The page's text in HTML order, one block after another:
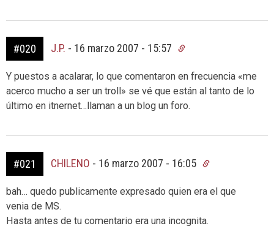
#020 J.P. - 16 marzo 2007 - 15:57
Y puestos a acalarar, lo que comentaron en frecuencia «me
acerco mucho a ser un troll» se vé que están al tanto de lo
último en itnernet…llaman a un blog un foro.
#021 CHILENO - 16 marzo 2007 - 16:05
bah… quedo publicamente expresado quien era el que
venia de MS.
Hasta antes de tu comentario era una incognita.